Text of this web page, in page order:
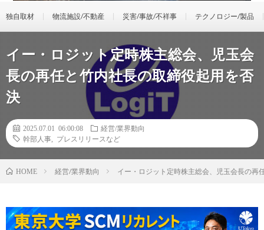
独自取材 物流施設/不動産 災害/事故/不祥事 テクノロジー/製品
イー・ロジット定時株主総会、児玉会
長の再任と竹内社長の取締役起用を否
決
2025.07.01 06:00:08
経営/業界動向
幹部人事
プレスリリースなど
HOME 経営/業界動向 イー・ロジット定時株主総会、児玉会長の再